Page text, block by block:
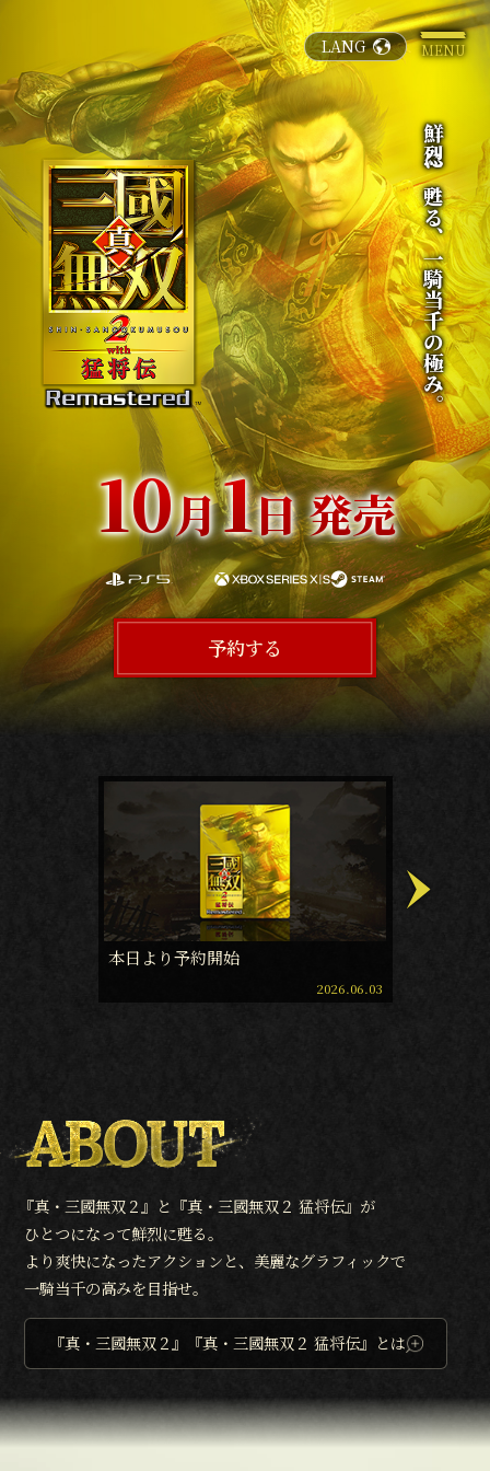
LANG
TOP ABOUT
GAMEPLAY CHARACTERS
PRODUCTS MOVIES
Follow Us
予約する
10月1日 発売
予約する
鮮烈に甦る、一騎当千の極み。
本日より予約開始
2026.06.03
『真・三國無双２』と『真・三國無双２ 猛将伝』が
ひとつになって鮮烈に甦る。
より爽快になったアクションと、美麗なグラフィックで
一騎当千の高みを目指せ。
『真・三國無双２』『真・三國無双２ 猛将伝』とは